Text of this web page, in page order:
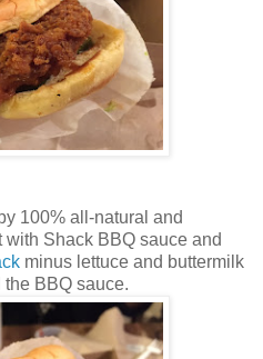
100% all-natural and
Shack BBQ sauce and
minus lettuce and buttermilk
BBQ sauce.